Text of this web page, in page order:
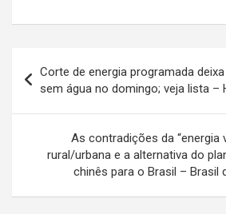
de
Post
Corte de energia programada
sem água no domingo; veja lista –
As contradições da “energia
rural/urbana e a alternativa do
chinês para o Brasil – Brasil